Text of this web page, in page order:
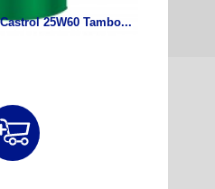
25W60 Tambo...